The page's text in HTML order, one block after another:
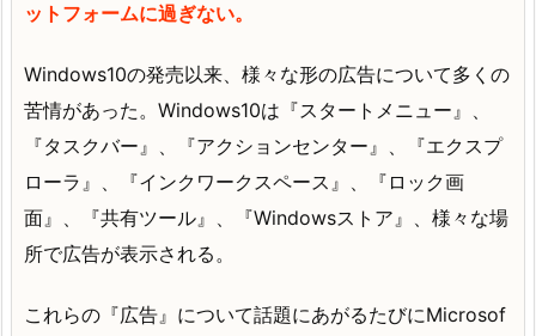
ットフォームに過ぎない。
Windows10の発売以来、様々な形の広告について多くの
苦情があった。Windows10は『スタートメニュー』、
『タスクバー』、『アクションセンター』、『エクスプ
ローラ』、『インクワークスペース』、『ロック画
面』、『共有ツール』、『Windowsストア』、様々な場
所で広告が表示される。
これらの『広告』について話題にあがるたびにMicrosof